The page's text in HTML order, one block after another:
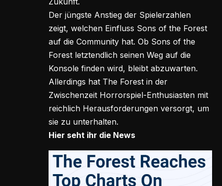
Der jüngste Anstieg der Spielerzahlen
zeigt, welchen Einfluss Sons of the Forest
auf die Community hat. Ob Sons of the
Forest letztendlich seinen Weg auf die
Konsole finden wird, bleibt abzuwarten.
Allerdings hat The Forest in der
Zwischenzeit Horrorspiel-Enthusiasten mit
reichlich Herausforderungen versorgt, um
sie zu unterhalten.
Hier seht ihr die News